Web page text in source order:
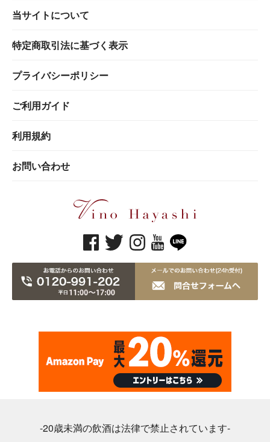
当サイトについて
特定商取引法に基づく表示
プライバシーポリシー
ご利用ガイド
利用規約
お問い合わせ
-20歳未満の飲酒は法律で禁止されています-